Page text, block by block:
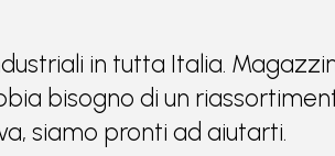
in tutta Italia.
bisogno di un
siamo pronti ad aiutarti.